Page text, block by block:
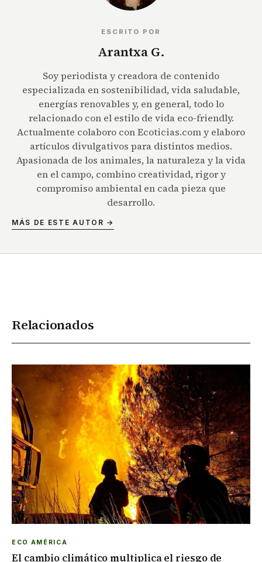
ESCRITO POR
Arantxa G.
Soy periodista y creadora de contenido
especializada en sostenibilidad, vida saludable,
energías renovables y, en general, todo lo
relacionado con el estilo de vida eco-friendly.
Actualmente colaboro con Ecoticias.com y elaboro
artículos divulgativos para distintos medios.
Apasionada de los animales, la naturaleza y la vida
en el campo, combino creatividad, rigor y
compromiso ambiental en cada pieza que
desarrollo.
MÁS DE ESTE AUTOR →
Relacionados
ECO AMÉRICA
El cambio climático multiplica el riesgo de